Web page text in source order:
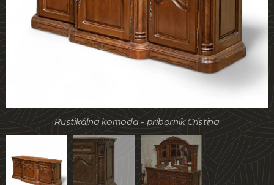
Rustikálna komoda - príborník Cristina
Rustikálna komoda - príborník Cristina